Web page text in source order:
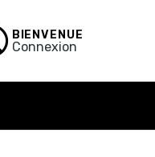
BIENVENUE
Connexion